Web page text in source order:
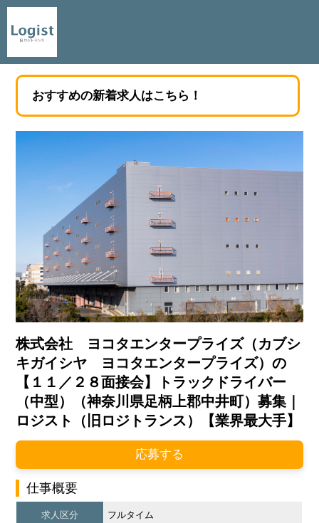
おすすめの新着求人はこちら！
株式会社 ヨコタエンタープライズ（カブシ
キガイシヤ ヨコタエンタープライズ）の
【１１／２８面接会】トラックドライバー
（中型）（神奈川県足柄上郡中井町）募集｜
ロジスト（旧ロジトランス）【業界最大手】
応募する
仕事概要
求人区分 フルタイム